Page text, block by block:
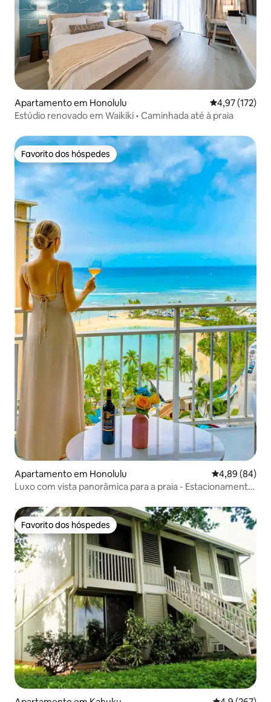
Apartamento em Honolulu Classificação
4,97 (172)
Estúdio renovado em Waikiki • Caminhada até à praia
Favorito dos hóspedes
Favorito dos hóspedes
Apartamento em Honolulu Classificação
4,89 (84)
Luxo com vista panorâmica para a praia - Estacionamento
Favorito dos hóspedes
Favorito dos hóspedes